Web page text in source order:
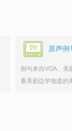
原声例
例句来自VOA、美
看美剧边学地道的